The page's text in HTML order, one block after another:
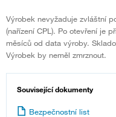
Výrobek nevyžaduje zvláštní
(nařízení CPL). Po otevření je
měsíců od data výroby.
Výrobek by neměl zmrznout.
Související dokumenty
Bezpečnostní list